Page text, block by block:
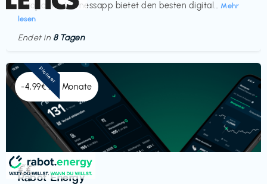
Europas Nr. 1 Fitnessapp bietet den besten digital... Mehr
lesen
Endet in 8 Tagen
-4,99€ x 6 Monate
Strom
Rabot Energy
€€‎
Pioneer